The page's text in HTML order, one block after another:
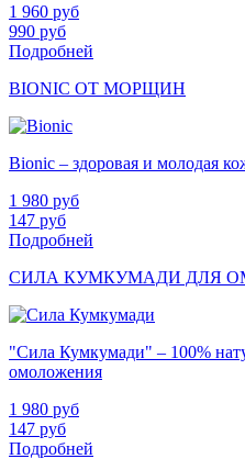
1 960 руб
990 руб
Подробней
BIONIC ОТ МОРЩИН
Bionic – здоровая и молодая
1 980 руб
147 руб
Подробней
СИЛА КУМКУМАДИ ДЛЯ
"Сила Кумкумади" – 100%
омоложения
1 980 руб
147 руб
Подробней